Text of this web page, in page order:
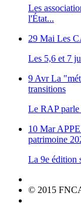
Les
l'État...
29 Mai Les
Les 5,6 et 7
9 Avr La
transitions
Le RAP parle
10 Mar
patrimoine
La 9e édition
© 2015